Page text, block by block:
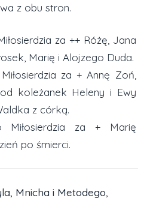
z obu stron.
za ++ Różę, Jana
Marię i Alojzego Duda.
za + Annę Zoń,
koleżanek Heleny i Ewy
z córką.
Miłosierdzia za + Marię
po śmierci.
Mnicha i Metodego,